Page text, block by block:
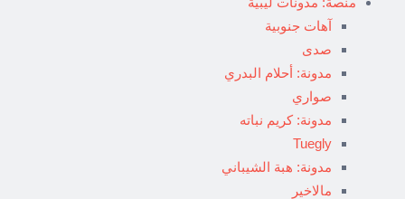
آهات جنوبية
صدى
مدونة: أحلام البدري
صواري
مدونة: كريم نباته
Tuegly
مدونة: هبة الشيباني
مالاخير